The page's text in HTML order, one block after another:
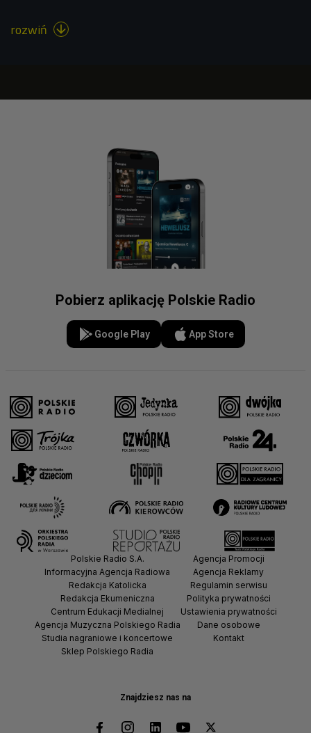
rozwiń 
Pobierz aplikację Polskie Radio
Google Play App Store
Znajdziesz nas na
Polskie Radio S.A.
Informacyjna Agencja Radiowa
Redakcja Katolicka
Redakcja Ekumeniczna
Centrum Edukacji Medialnej
Agencja Muzyczna Polskiego Radia
Studia nagraniowe i koncertowe
Sklep Polskiego Radia
Agencja Promocji
Agencja Reklamy
Regulamin serwisu
Polityka prywatności
Ustawienia prywatności
Dane osobowe
Kontakt